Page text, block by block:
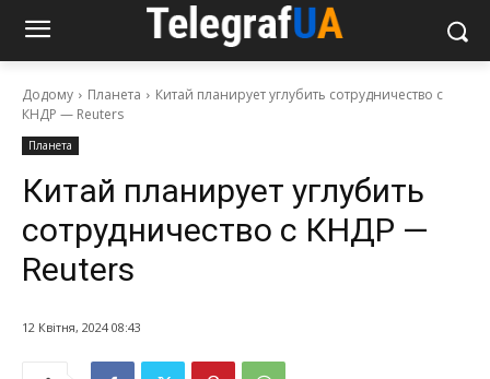
Додому Планета
Китай планирует углубить сотрудничество с
КНДР — Reuters
Планета
Китай планирует углубить
сотрудничество с КНДР —
Reuters
12 Квітня, 2024 08:43